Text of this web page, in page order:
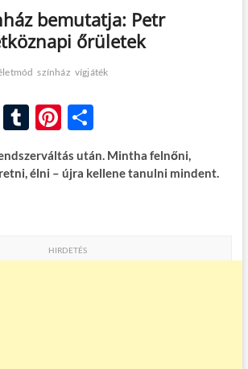
bemutatja: Petr
őrületek
színház vígjáték
m
T
m
Pi
nt
er
O
ss
za
után. Mintha felnőni,
élni – újra kellene tanulni mindent.
HIRDETÉS